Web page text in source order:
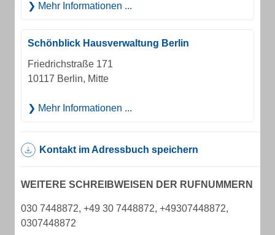
Mehr Informationen ...
Schönblick Hausverwaltung Berlin
Friedrichstraße 171
10117 Berlin, Mitte
Mehr Informationen ...
Kontakt im Adressbuch speichern
WEITERE SCHREIBWEISEN DER RUFNUMMERN
030 7448872, +49 30 7448872, +49307448872,
0307448872